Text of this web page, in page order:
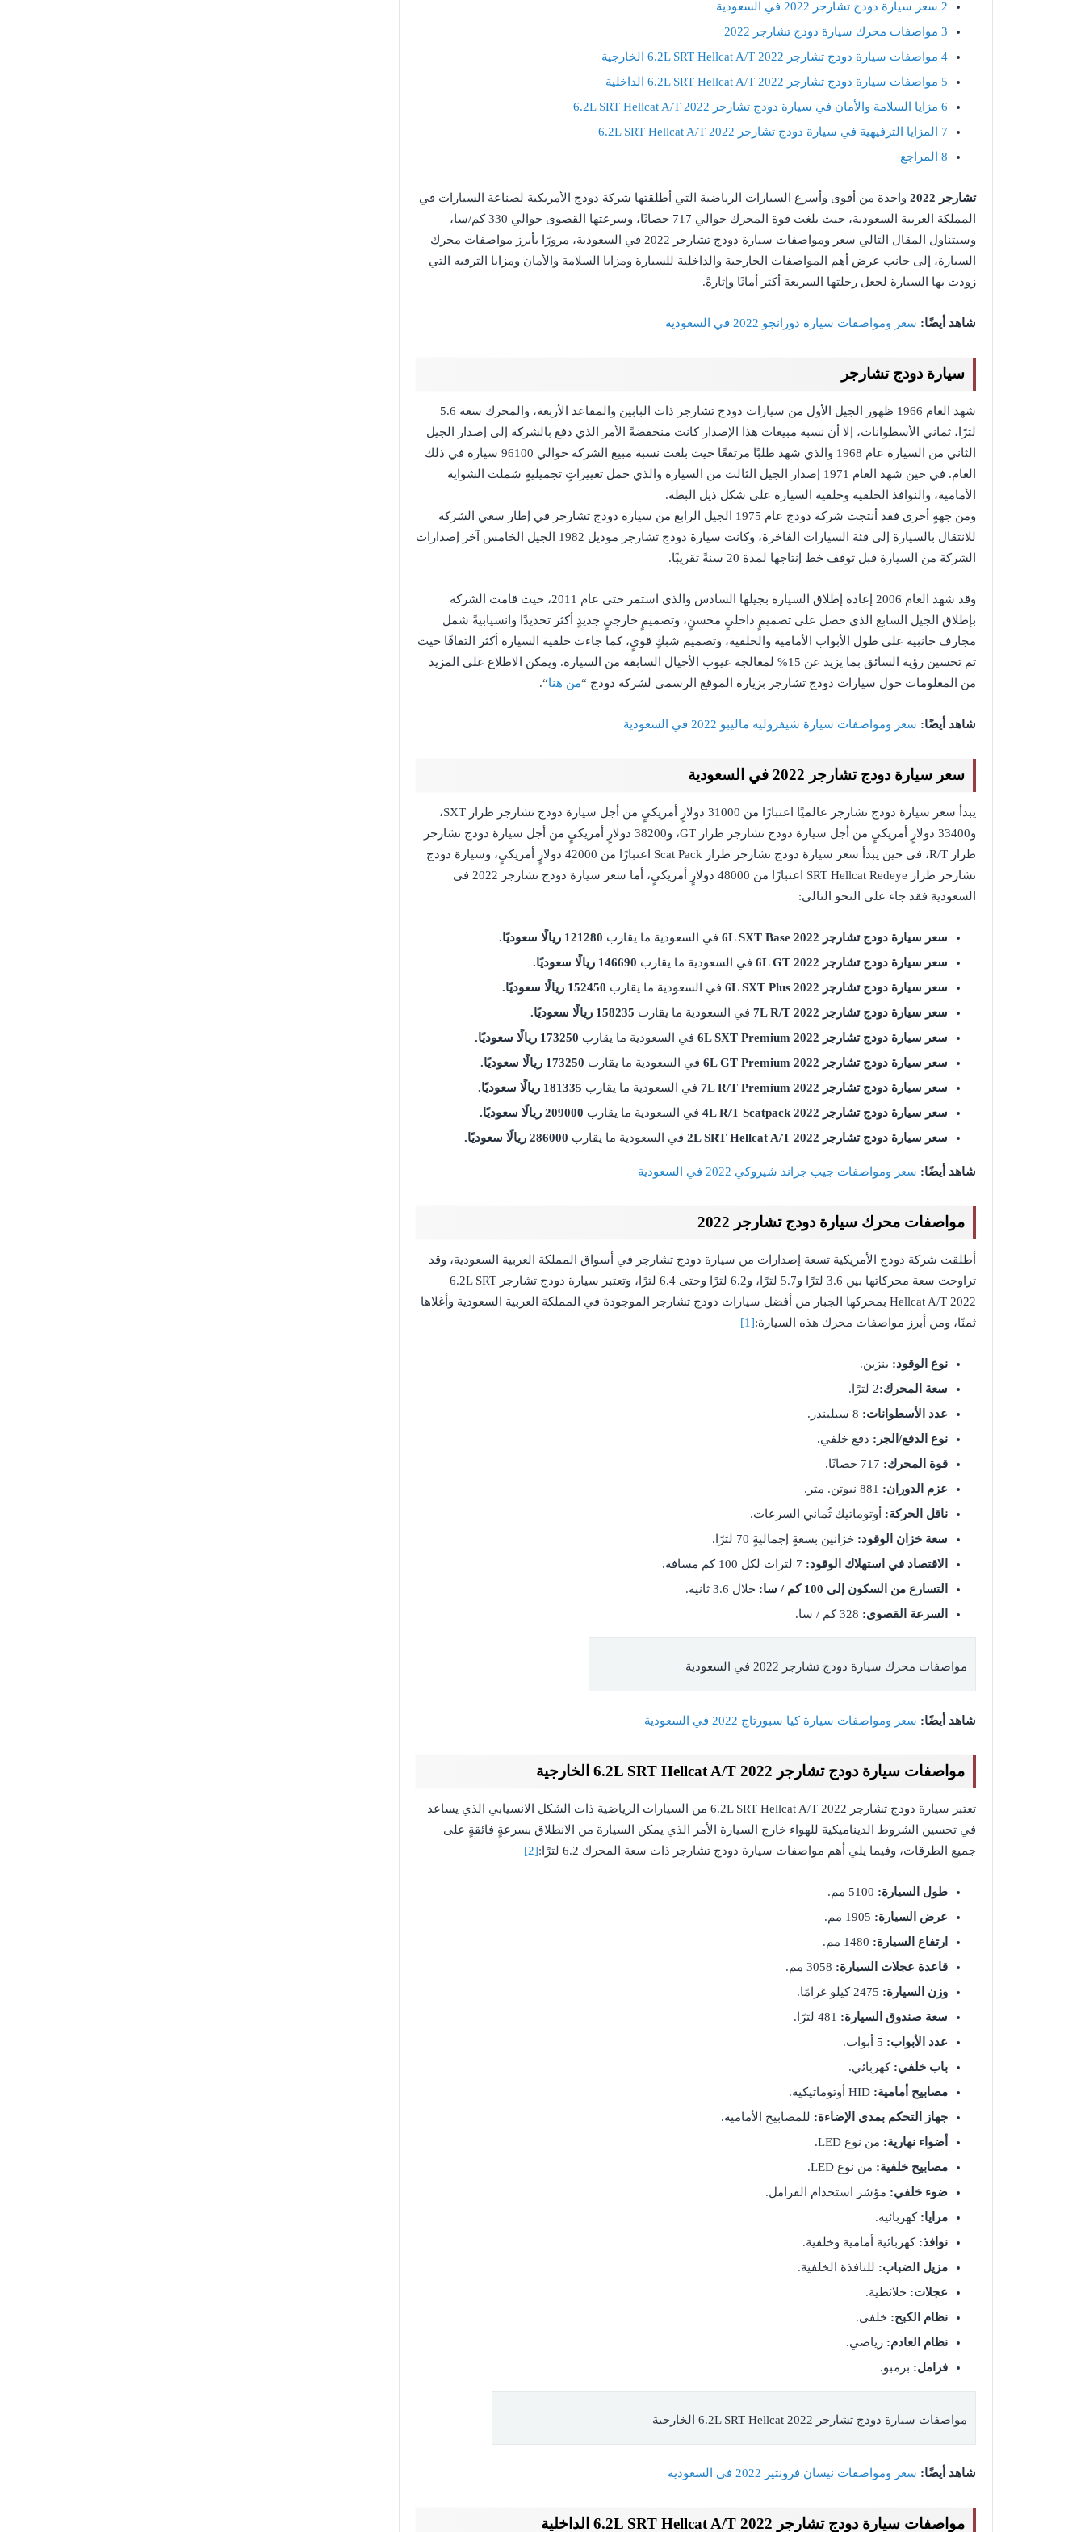
2 سعر سيارة دودج تشارجر 2022 في السعودية
3 مواصفات محرك سيارة دودج تشارجر 2022
4 مواصفات سيارة دودج تشارجر 6.2L SRT Hellcat A/T 2022 الخارجية
5 مواصفات سيارة دودج تشارجر 6.2L SRT Hellcat A/T 2022 الداخلية
6 مزايا السلامة والأمان في سيارة دودج تشارجر 6.2L SRT Hellcat A/T 2022
7 المزايا الترفيهية في سيارة دودج تشارجر 6.2L SRT Hellcat A/T 2022
8 المراجع
تشارجر 2022
واحدة من أقوى وأسرع السيارات الرياضية التي أطلقتها شركة دودج الأمريكية لصناعة السيارات في
المملكة العربية السعودية، حيث بلغت قوة المحرك حوالي 717 حصانًا، وسرعتها القصوى حوالي 330 كم/سا،
وسيتناول المقال التالي سعر ومواصفات سيارة دودج تشارجر 2022 في السعودية، مرورًا بأبرز مواصفات محرك
السيارة، إلى جانب عرض أهم المواصفات الخارجية والداخلية للسيارة ومزايا السلامة والأمان ومزايا الترفيه التي
زودت بها السيارة لجعل رحلتها السريعة أكثر أمانًا وإثارةً.
شاهد أيضًا: سعر ومواصفات سيارة دورانجو 2022 في السعودية
سيارة دودج تشارجر
شهد العام 1966 ظهور الجيل الأول من سيارات دودج تشارجر ذات البابين والمقاعد الأربعة، والمحرك سعة 5.6
لترًا، ثماني الأسطوانات، إلا أن نسبة مبيعات هذا الإصدار كانت منخفضةً الأمر الذي دفع بالشركة إلى إصدار الجيل
الثاني من السيارة عام 1968 والذي شهد طلبًا مرتفعًا حيث بلغت نسبة مبيع الشركة حوالي 96100 سيارة في ذلك
العام. في حين شهد العام 1971 إصدار الجيل الثالث من السيارة والذي حمل تغييراتٍ تجميليةٍ شملت الشواية
الأمامية، والنوافذ الخلفية وخلفية السيارة على شكل ذيل البطة.
ومن جهةٍ أخرى فقد أنتجت شركة دودج عام 1975 الجيل الرابع من سيارة دودج تشارجر في إطار سعي الشركة
للانتقال بالسيارة إلى فئة السيارات الفاخرة، وكانت سيارة دودج تشارجر موديل 1982 الجيل الخامس آخر إصدارات
الشركة من السيارة قبل توقف خط إنتاجها لمدة 20 سنةً تقريبًا.
وقد شهد العام 2006 إعادة إطلاق السيارة بجيلها السادس والذي استمر حتى عام 2011، حيث قامت الشركة
بإطلاق الجيل السابع الذي حصل على تصميمٍ داخليٍ محسنٍ، وتصميمٍ خارجيٍ جديدٍ أكثر تحديدًا وانسيابيةً شمل
مجارف جانبية على طول الأبواب الأمامية والخلفية، وتصميم شبكٍ قويٍ، كما جاءت خلفية السيارة أكثر التفافًا حيث
تم تحسين رؤية السائق بما يزيد عن 15% لمعالجة عيوب الأجيال السابقة من السيارة. ويمكن الاطلاع على المزيد
من المعلومات حول سيارات دودج تشارجر بزيارة الموقع الرسمي لشركة دودج “من هنا“.
شاهد أيضًا: سعر ومواصفات سيارة شيفروليه ماليبو 2022 في السعودية
سعر سيارة دودج تشارجر 2022 في السعودية
يبدأ سعر سيارة دودج تشارجر عالميًا اعتبارًا من 31000 دولارٍ أمريكيٍ من أجل سيارة دودج تشارجر طراز SXT،
و33400 دولارٍ أمريكيٍ من أجل سيارة دودج تشارجر طراز GT، و38200 دولارٍ أمريكيٍ من أجل سيارة دودج تشارجر
طراز R/T، في حين يبدأ سعر سيارة دودج تشارجر طراز Scat Pack اعتبارًا من 42000 دولارٍ أمريكيٍ، وسيارة دودج
تشارجر طراز SRT Hellcat Redeye اعتبارًا من 48000 دولارٍ أمريكيٍ، أما سعر سيارة دودج تشارجر 2022 في
السعودية فقد جاء على النحو التالي:
سعر سيارة دودج تشارجر 6L SXT Base 2022 في السعودية ما يقارب 121280 ريالًا سعوديًا.
سعر سيارة دودج تشارجر 6L GT 2022 في السعودية ما يقارب
سعر سيارة دودج تشارجر 6L SXT Plus 2022 في السعودية ما يقارب 152450 ريالًا سعوديًا.
سعر سيارة دودج تشارجر 7L R/T 2022 في السعودية ما يقارب 158235 ريالًا سعوديًا.
سعر سيارة دودج تشارجر 6L SXT Premium 2022 في السعودية ما يقارب 173250 ريالًا سعوديًا.
سعر سيارة دودج تشارجر 6L GT Premium 2022 في السعودية ما يقارب 173250 ريالًا سعوديًا.
سعر سيارة دودج تشارجر 7L R/T Premium 2022 في السعودية ما يقارب
سعر سيارة دودج تشارجر 4L R/T Scatpack 2022 في السعودية ما يقارب 209000 ريالًا سعوديًا.
سعر سيارة دودج تشارجر 2L SRT Hellcat A/T 2022 في السعودية ما يقارب 286000 ريالًا سعوديًا.
شاهد أيضًا: سعر ومواصفات جيب جراند شيروكي 2022 في السعودية
مواصفات محرك سيارة دودج تشارجر 2022
أطلقت شركة دودج الأمريكية تسعة إصدارات من سيارة دودج تشارجر في أسواق المملكة العربية السعودية، وقد
تراوحت سعة محركاتها بين 3.6 لترًا و5.7 لترًا، و6.2 لترًا وحتى 6.4 لترًا، وتعتبر سيارة دودج تشارجر 6.2L SRT
Hellcat A/T 2022 بمحركها الجبار من أفضل سيارات دودج تشارجر الموجودة في المملكة العربية السعودية وأغلاها
ثمنًا، ومن أبرز مواصفات محرك هذه السيارة:[1]
نوع الوقود: بنزين.
سعة المحرك:2 لترًا.
عدد الأسطوانات:
نوع الدفع/الجر: دفع خلفي.
قوة المحرك:
عزم الدوران:
ناقل الحركة: أوتوماتيك ثُماني السرعات.
سعة خزان الوقود: خزانين بسعةٍ إجماليةٍ 70 لترًا.
الاقتصاد في استهلاك الوقود: 7 لترات لكل 100 كم مسافة.
التسارع من السكون إلى 100 كم / سا:
خلال 3.6 ثانية.
السرعة القصوى:
مواصفات محرك سيارة دودج تشارجر 2022 في السعودية
شاهد أيضًا: سعر ومواصفات سيارة كيا سبورتاج 2022 في السعودية
مواصفات سيارة دودج تشارجر 6.2L SRT Hellcat A/T 2022 الخارجية
تعتبر سيارة دودج تشارجر 6.2L SRT Hellcat A/T 2022 من السيارات الرياضية ذات الشكل الانسيابي الذي يساعد
في تحسين الشروط الديناميكية للهواء خارج السيارة الأمر الذي يمكن السيارة من الانطلاق بسرعةٍ فائقةٍ على
جميع الطرقات، وفيما يلي أهم مواصفات سيارة دودج تشارجر ذات سعة المحرك 6.2 لترًا:
[2]
طول السيارة:
عرض السيارة:
ارتفاع السيارة:
قاعدة عجلات السيارة:
وزن السيارة:
سعة صندوق السيارة: 481 لترًا.
عدد الأبواب: 5 أبواب.
باب خلفي:كهربائي.
مصابيح أمامية: HID أوتوماتيكية.
جهاز التحكم بمدى الإضاءة: للمصابيح الأمامية.
أضواء نهارية: من نوع LED.
مصابيح خلفية: من نوع LED.
ضوء خلفي: مؤشر استخدام الفرامل.
مرايا: كهربائية.
نوافذ: كهربائية أمامية وخلفية.
مزيل الضباب: للنافذة الخلفية.
عجلات: خلائطية.
نظام الكبح: خلفي.
نظام العادم: رياضي.
فرامل: برمبو.
مواصفات سيارة دودج تشارجر 6.2L SRT Hellcat 2022 الخارجية
شاهد أيضًا: سعر ومواصفات نيسان فرونتير 2022 في السعودية
مواصفات سيارة دودج تشارجر 6.2L SRT Hellcat A/T 2022 الداخلية